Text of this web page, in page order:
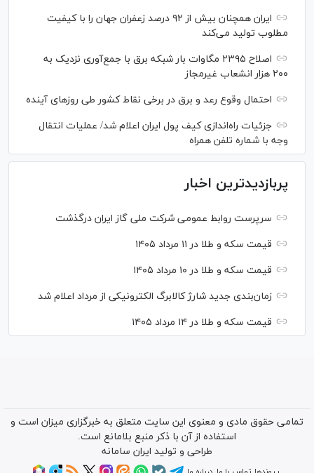
ایران همچنان بیش از ۹۲ درصد زعفران جهان را با کیفیت
مطلوب تولید می‌کند
اصلاح ۲۳۹۵ مگاوات بار شبکه برق با جمع‌آوری نزدیک به
۲۰۰ هزار انشعاب غیرمجاز
احتمال وقوع رعد و برق در برخی نقاط کشور طی روز‌های آینده
جزئیات راه‌اندازی کیف پول ایران اعلام شد/ عملیات انتقال
وجه با شماره تلفن همراه
پربازدیدترین اخبار
سرپرست روابط عمومی شرکت ملی گاز ایران درگذشت
قیمت سکه و طلا در ۱۱ مرداد ۱۴۰۵
قیمت سکه و طلا در ۱۰ مرداد ۱۴۰۵
زمان‌بندی جدید شارژ کالابرگ الکترونیکی از مرداد اعلام شد
قیمت سکه و طلا در ۱۴ مرداد ۱۴۰۵
تمامی حقوق مادی و معنوی این سایت متعلق به خبرگزاری میزان است و
استفاده از آن با ذکر منبع بلامانع است.
طراحی و تولید ایران سامانه